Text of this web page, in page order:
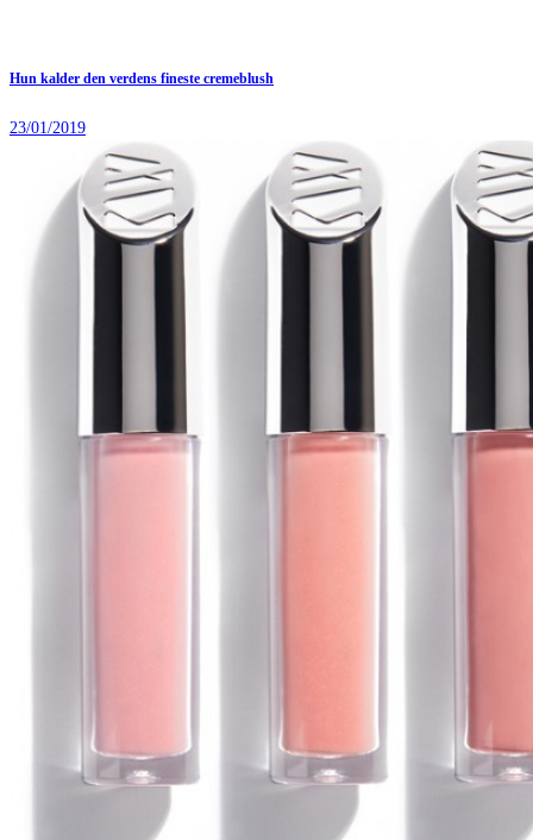
Hun kalder den verdens fineste cremeblush
23/01/2019